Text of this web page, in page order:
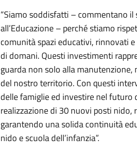
“Siamo soddisfatti – commentano il
all’Educazione – perché stiamo
comunità spazi educativi, rinnovati
di domani. Questi investimenti
guarda non solo alla
del nostro territorio. Con questi
delle famiglie ed investire nel futuro
realizzazione di 30 nuovi posti nido,
garantendo una solida continuità
nido e scuola dell’infanzia”.